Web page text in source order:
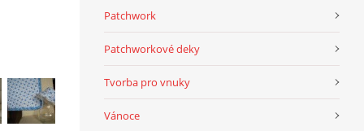
Patchwork
Patchworkové deky
Tvorba pro vnuky
Vánoce